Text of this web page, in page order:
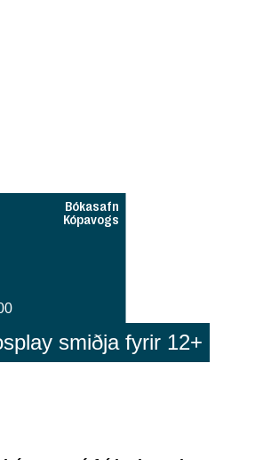
Bókasafn
Kópavogs
smiðja fyrir 12+